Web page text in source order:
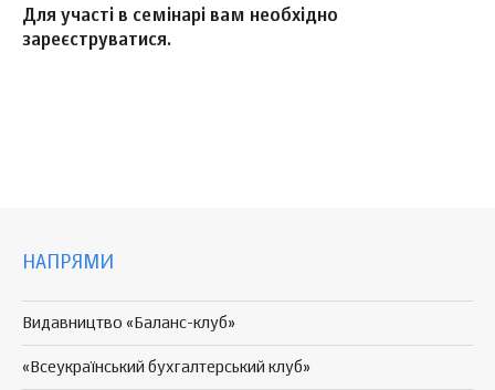
Для участі в семінарі вам необхідно
зареєструватися.
НАПРЯМИ
Видавництво «Баланс-клуб»
«Всеукраїнський бухгалтерський клуб»